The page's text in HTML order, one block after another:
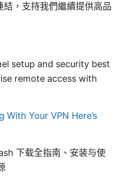
，支持我們繼續提供高品
setup and security best
remote access with
With Your VPN Here’s
下载全指南、安装与使